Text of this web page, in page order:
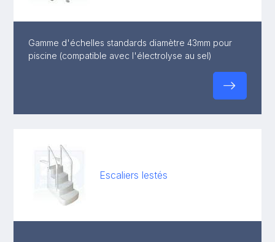
Gamme d'échelles standards diamètre 43mm pour
piscine (compatible avec l'électrolyse au sel)
Escaliers lestés